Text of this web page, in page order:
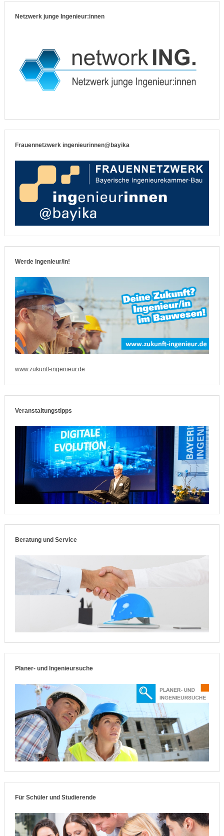
Netzwerk junge Ingenieur:innen
Frauennetzwerk ingenieurinnen@bayika
Werde Ingenieur/in!
www.zukunft-ingenieur.de
Veranstaltungstipps
Beratung und Service
Planer- und Ingenieursuche
Für Schüler und Studierende